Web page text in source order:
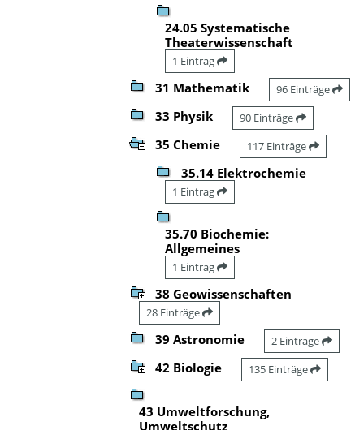
24.05 Systematische
Theaterwissenschaft
1 Eintrag
31 Mathematik 96 Einträge
33 Physik 90 Einträge
35 Chemie 117 Einträge
35.14 Elektrochemie
1 Eintrag
35.70 Biochemie:
Allgemeines
1 Eintrag
38 Geowissenschaften
28 Einträge
39 Astronomie 2 Einträge
42 Biologie 135 Einträge
43 Umweltforschung,
Umweltschutz